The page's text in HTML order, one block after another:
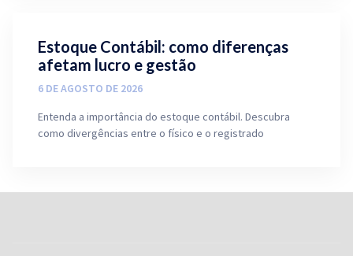
Estoque Contábil: como diferenças
afetam lucro e gestão
6 DE AGOSTO DE 2026
Entenda a importância do estoque contábil. Descubra
como divergências entre o físico e o registrado